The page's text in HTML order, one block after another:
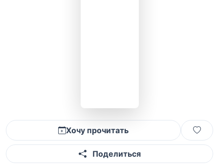
Хочу прочитать
Поделиться